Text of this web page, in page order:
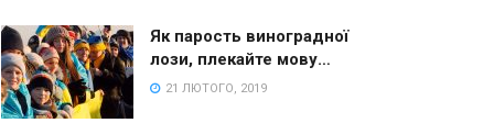
Як парость виноградної
лози, плекайте мову…
21 ЛЮТОГО, 2019